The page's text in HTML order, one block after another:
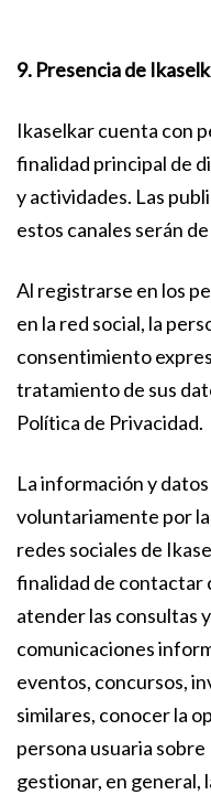
9. Presencia de
Ikaselkar cuenta con
finalidad principal de
y actividades. Las
estos canales serán
Al registrarse en los
en la red social, la
consentimiento
tratamiento de sus
Política de Privacidad.
La información y
voluntariamente por
redes sociales de
finalidad de contactar
atender las consultas
comunicaciones
eventos, concursos,
similares, conocer la
persona usuaria
gestionar, en general,